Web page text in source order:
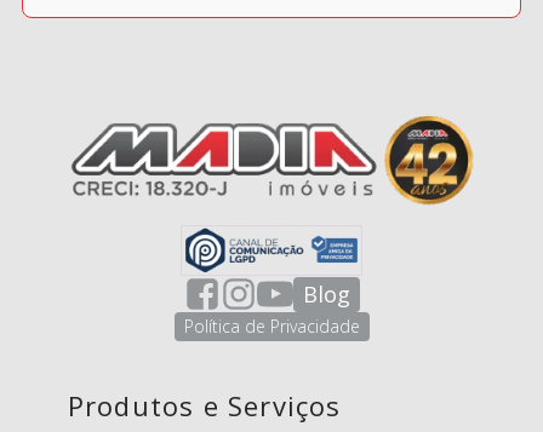
Blog
Política de Privacidade
Produtos e Serviços